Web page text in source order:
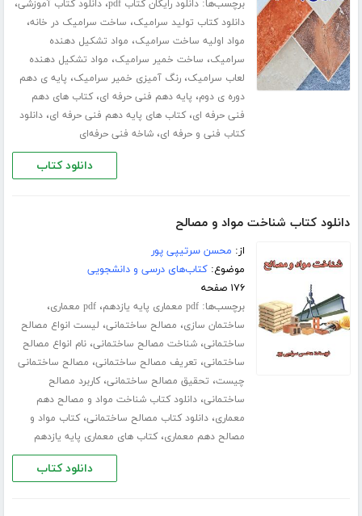
برچسب‌ها:دانلود رایگان کتاب pdf ،دانلود کتاب آموزشی،
دانلود کتاب تولید سرامیک، ساخت سرامیک در خانه،
مواد اولیه ساخت سرامیک، مواد تشکیل دهنده
سرامیک، ساخت خمیر سرامیک، مواد تشکیل دهنده
لعاب سرامیک،رنگ آمیزی خمیر سرامیک، پایه ی دهم
دوره ی دوم، پایه دهم فنی حرفه ای،کتاب های دهم
فنی حرفه ای،کتاب های پایه دهم فنی حرفه ای،دانلود
کتاب فنی و حرفه ای،شاخه فنی حرفه‌ای
دانلود کتاب
دانلود کتاب شناخت مواد و مصالح
از: محسن سرتیپی پور
موضوع:کتاب‌های درسی و دانشجویی
۱۷۶ صفحه
برچسب‌ها:pdf معماری پایه یازدهم ،pdf معماری ،
ساختمان سازی، مصالح ساختمانی، لیست انواع مصالح
ساختمانی،شناخت مصالح ساختمانی،نام انواع مصالح
ساختمانی، تعریف مصالح ساختمانی، مصالح ساختمانی
چیست، تحقیق مصالح ساختمانی،کاربرد مصالح
ساختمانی،دانلود کتاب شناخت مواد و مصالح دهم
معماری،دانلود کتاب مصالح ساختمانی،کتاب مواد و
مصالح دهم معماری،کتاب های معماری پایه یازدهم
دانلود کتاب